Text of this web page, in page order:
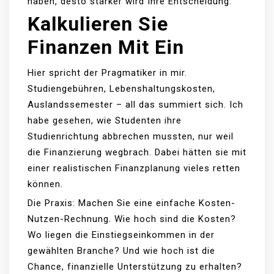
Kalkulieren Sie
Finanzen Mit Ein
Hier spricht der Pragmatiker in mir.
Studiengebühren, Lebenshaltungskosten,
Auslandssemester – all das summiert sich. Ich
habe gesehen, wie Studenten ihre
Studienrichtung abbrechen mussten, nur weil
die Finanzierung wegbrach. Dabei hätten sie mit
einer realistischen Finanzplanung vieles retten
können.
Die Praxis: Machen Sie eine einfache Kosten-
Nutzen-Rechnung. Wie hoch sind die Kosten?
Wo liegen die Einstiegseinkommen in der
gewählten Branche? Und wie hoch ist die
Chance, finanzielle Unterstützung zu erhalten?